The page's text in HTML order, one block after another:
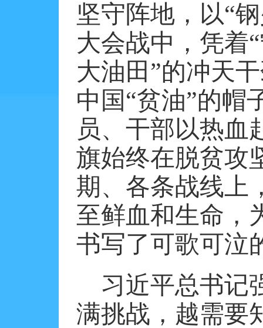
坚守阵地，以“
大会战中，凭着
大油田”的冲天
中国“贫油”的帽
员、干部以热血
旗始终在脱贫攻
期、各条战线上
至鲜血和生命，
书写了可歌可泣
习近平总书记
满挑战，越需要